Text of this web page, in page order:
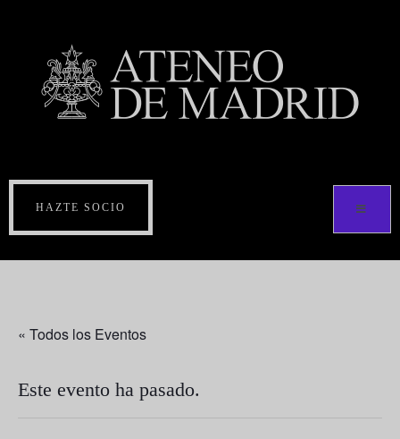
HAZTE SOCIO
« Todos los Eventos
Este evento ha pasado.